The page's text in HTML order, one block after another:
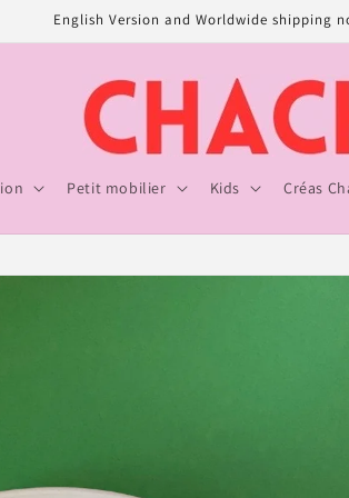
English Version and Worldwide shipping
Petit mobilier Kids Créas